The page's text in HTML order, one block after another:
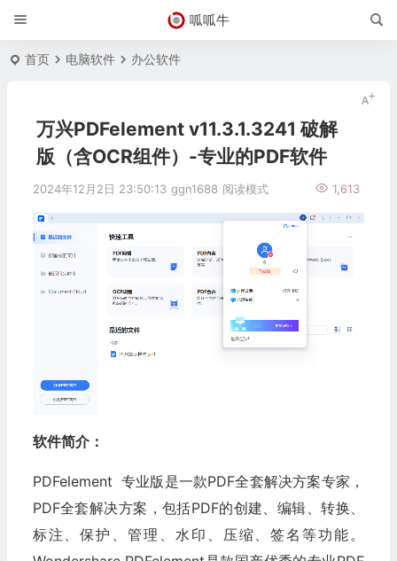
呱呱牛
首页 电脑软件 办公软件
万兴PDFelement v11.3.1.3241 破解
版（含OCR组件）-专业的PDF软件
2024年12月2日 23:50:13 ggn1688 1,613
阅读模式
软件简介：
PDFelement 专业版是一款PDF全套解决方案专家，
PDF全套解决方案，包括PDF的创建、编辑、转换、
标注、保护、管理、水印、压缩、签名等功能。